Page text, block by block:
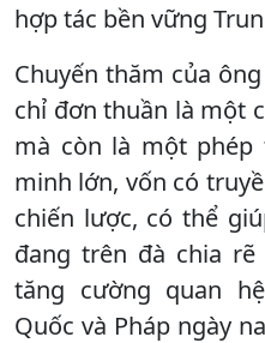
hợp tác bền vững
Chuyến thăm của
chỉ đơn thuần là một
mà còn là một
minh lớn, vốn có
chiến lược, có thể
đang trên đà chia rẽ
tăng cường quan
Quốc và Pháp ngày